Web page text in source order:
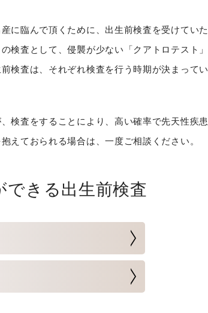
に臨んで頂くために、出生前検査を受けていた
検査として、侵襲が少ない「クアトロテスト」
検査は、それぞれ検査を行う時期が決まってい
検査をすることにより、高い確率で先天性疾患
えておられる場合は、一度ご相談ください。
きる出生前検査